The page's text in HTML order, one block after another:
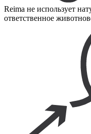
Reima не использует
ответственное